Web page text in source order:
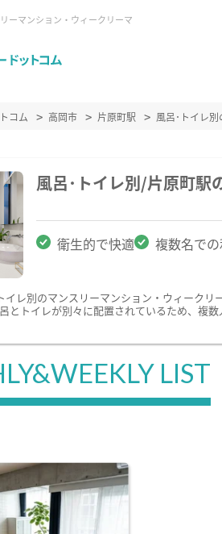
ーマンション・ウィークリーマ
コム 高岡市 片原町駅 風呂･トイレ
風呂･トイレ別/片原町駅
衛生的で快適 複数名で
イレ別のマンスリーマンション・ウィーク
とトイレが別々に配置されているため、複
LIST